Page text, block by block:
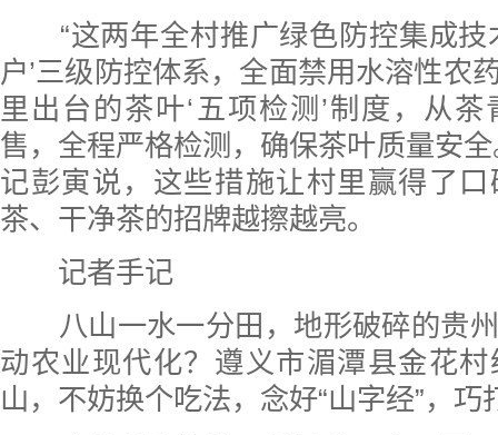
“这两年全村推广绿色防控集成技
户’三级防控体系，全面禁用水溶性农
里出台的茶叶‘五项检测’制度，从
售，全程严格检测，确保茶叶质量安
记彭寅说，这些措施让村里赢得了
茶、干净茶的招牌越擦越亮。
记者手记
八山一水一分田，地形破碎的贵州
动农业现代化？遵义市湄潭县金花
山，不妨换个吃法，念好“山字经”，巧